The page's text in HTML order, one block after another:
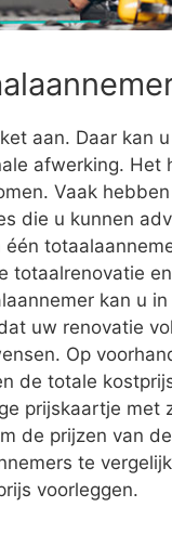
aan. Daar kan
afwerking. Het
Vaak
die u kunnen
totaalrenovatie
kan u
uw renovatie
Op
de totale
prijskaartje met
de prijzen van de
te
voorleggen.